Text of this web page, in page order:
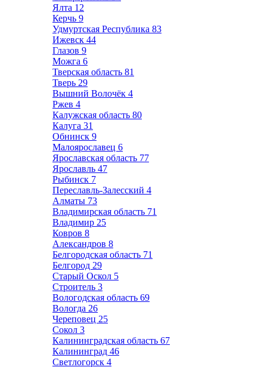
Ялта 12
Керчь 9
Удмуртская Республика 83
Ижевск 44
Глазов 9
Можга 6
Тверская область 81
Тверь 29
Вышний Волочёк 4
Ржев 4
Калужская область 80
Калуга 31
Обнинск 9
Малоярославец 6
Ярославская область 77
Ярославль 47
Рыбинск 7
Переславль-Залесский 4
Алматы 73
Владимирская область 71
Владимир 25
Ковров 8
Александров 8
Белгородская область 71
Белгород 29
Старый Оскол 5
Строитель 3
Вологодская область 69
Вологда 26
Череповец 25
Сокол 3
Калининградская область 67
Калининград 46
Светлогорск 4